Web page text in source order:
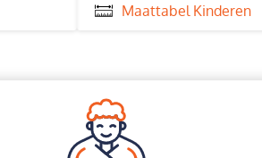
Maattabel Kinderen